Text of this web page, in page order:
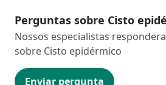
Perguntas sobre Cisto
Enviar pergunta
Nossos especialistas
sobre Cisto epidérmico